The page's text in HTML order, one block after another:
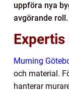
uppföra nya
avgörande roll.
Murning
och material.
hanterar